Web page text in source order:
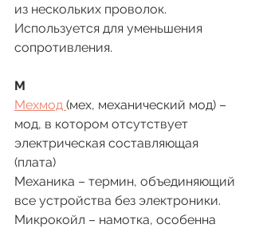
из нескольких проволок.
Используется для уменьшения
сопротивления.
М
Мехмод (мех, механический мод) –
мод, в котором отсутствует
электрическая составляющая
(плата)
Механика – термин, объединяющий
все устройства без электроники.
Микрокойл – намотка, особенна